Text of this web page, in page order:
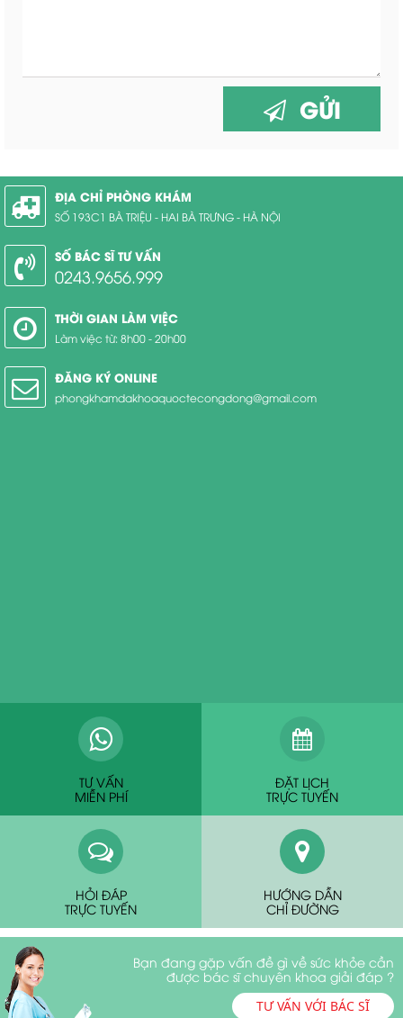
GỬI
ĐỊA CHỈ PHÒNG KHÁM
SỐ 193C1 BÀ TRIỆU - HAI BÀ TRƯNG - HÀ NỘI
SỐ BÁC SĨ TƯ VẤN
0243.9656.999
THỜI GIAN LÀM VIỆC
Làm việc từ: 8h00 - 20h00
ĐĂNG KÝ ONLINE
phongkhamdakhoaquoctecongdong@gmail.com
TƯ VẤN
MIỄN PHÍ
ĐẶT LỊCH
TRỰC TUYẾN
HỎI ĐÁP
TRỰC TUYẾN
HƯỚNG DẪN
CHỈ ĐƯỜNG
Bạn đang gặp vấn đề gì về sức khỏe cần
được bác sĩ chuyên khoa giải đáp ?
TƯ VẤN VỚI BÁC SĨ